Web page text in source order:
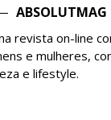
ABSOLUTMAG
revista on-line
e mulheres,
e lifestyle.